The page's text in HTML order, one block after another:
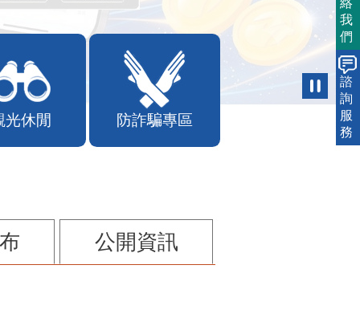
光休閒 防詐騙專區
公開資訊
絡
我
們
諮
詢
服
務